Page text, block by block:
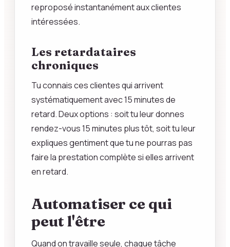
reproposé instantanément aux clientes
intéressées.
Les retardataires
chroniques
Tu connais ces clientes qui arrivent
systématiquement avec 15 minutes de
retard. Deux options : soit tu leur donnes
rendez-vous 15 minutes plus tôt, soit tu leur
expliques gentiment que tu ne pourras pas
faire la prestation complète si elles arrivent
en retard.
Automatiser ce qui
peut l'être
Quand on travaille seule, chaque tâche